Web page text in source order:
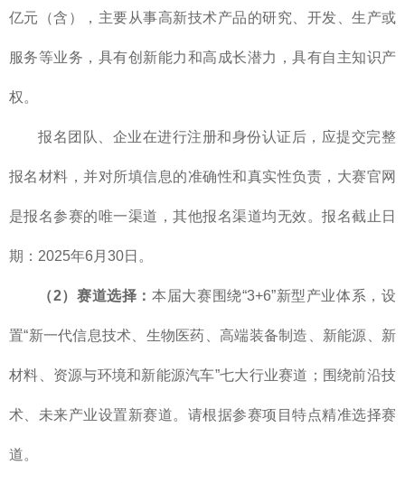
亿元（含），主要从事高新技术产品的研究、开发、生产或
服务等业务，具有创新能力和高成长潜力，具有自主知识产
权。
报名团队、企业在进行注册和身份认证后，应提交完整
报名材料，并对所填信息的准确性和真实性负责，大赛官网
是报名参赛的唯一渠道，其他报名渠道均无效。报名截止日
期：2025年6月30日。
（2）赛道选择：本届大赛围绕“3+6”新型产业体系，设
置“新一代信息技术、生物医药、高端装备制造、新能源、新
材料、资源与环境和新能源汽车”七大行业赛道；围绕前沿技
术、未来产业设置新赛道。请根据参赛项目特点精准选择赛
道。